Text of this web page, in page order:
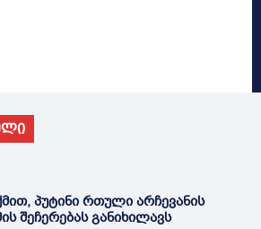
პუტინი რთული არჩევანის
შეჩერებას განიხილავს